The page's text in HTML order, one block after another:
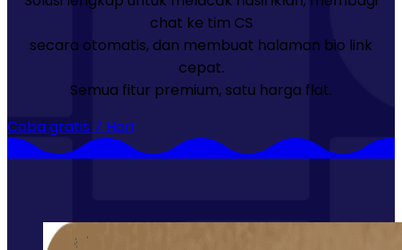
chat ke tim CS
secara otomatis, dan membuat halaman bio link
cepat.
Semua fitur premium, satu harga flat.
Coba gratis 7 Hari